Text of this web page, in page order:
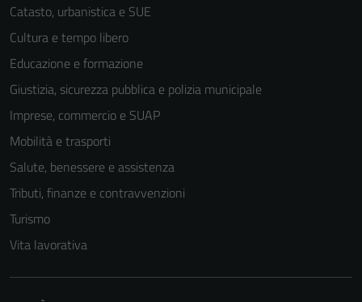
Catasto, urbanistica e SUE
Cultura e tempo libero
Educazione e formazione
Giustizia, sicurezza pubblica e polizia municipale
Imprese, commercio e SUAP
Mobilità e trasporti
Salute, benessere e assistenza
Tributi, finanze e contravvenzioni
Turismo
Vita lavorativa
del sito e non